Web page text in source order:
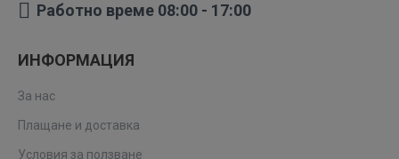
Работно време 08:00 - 17:00
ИНФОРМАЦИЯ
За нас
Плащане и доставка
Условия за ползване